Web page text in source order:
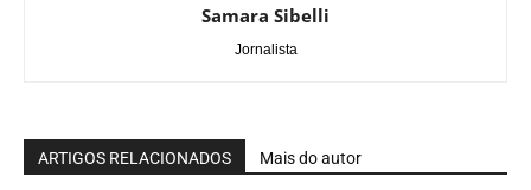
Samara Sibelli
Jornalista
ARTIGOS RELACIONADOS Mais do autor